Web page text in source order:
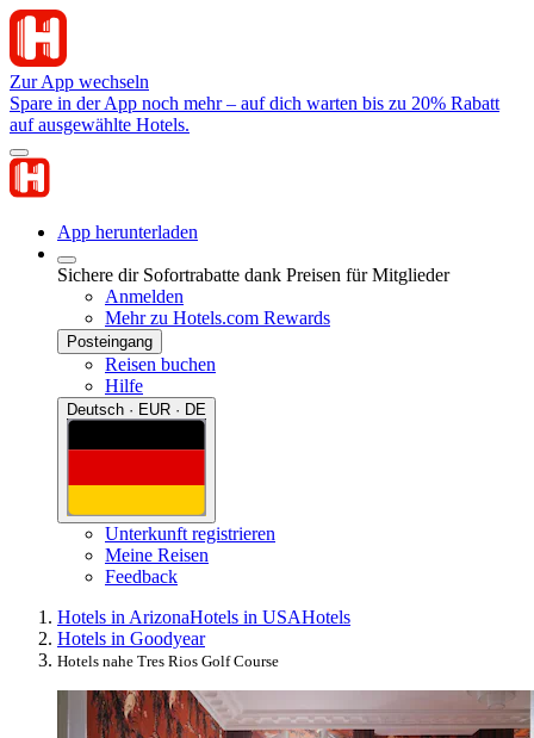
Zur App wechseln
Spare in der App noch mehr – auf dich warten bis zu 20% Rabatt
auf ausgewählte Hotels.
App herunterladen
Sichere dir Sofortrabatte dank Preisen für Mitglieder
Anmelden
Mehr zu Hotels.com Rewards
Posteingang
Reisen buchen
Hilfe
Deutsch · EUR · DE
Unterkunft registrieren
Meine Reisen
Feedback
Hotels in ArizonaHotels in USAHotels
Hotels in Goodyear
Hotels nahe Tres Rios Golf Course